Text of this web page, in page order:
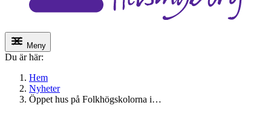
Meny
Du är här:
Hem
Nyheter
Öppet hus på Folkhögskolorna i…